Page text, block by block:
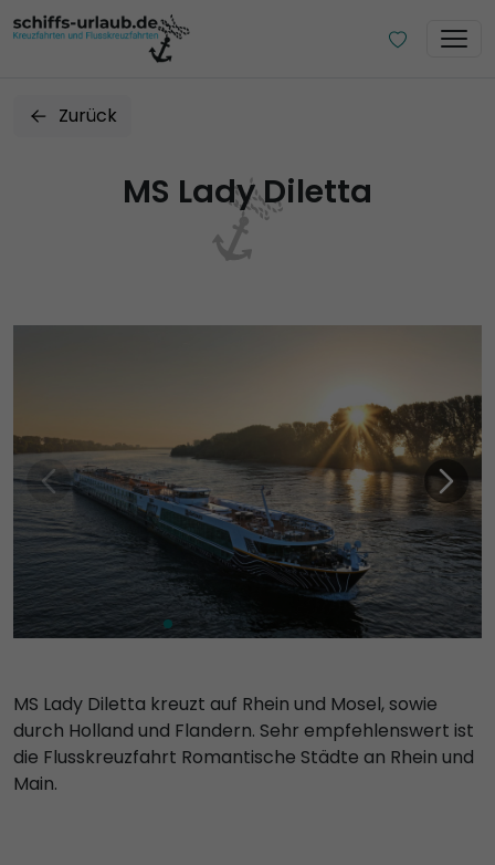
Zurück
MS Lady Diletta
MS Lady Diletta kreuzt auf Rhein und Mosel, sowie
durch Holland und Flandern. Sehr empfehlenswert ist
die Flusskreuzfahrt Romantische Städte an Rhein und
Main.